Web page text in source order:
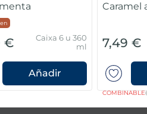
€
Caixa 6 u 360
ml
Añadir
Caramel
7,49 €
COMBINABLE